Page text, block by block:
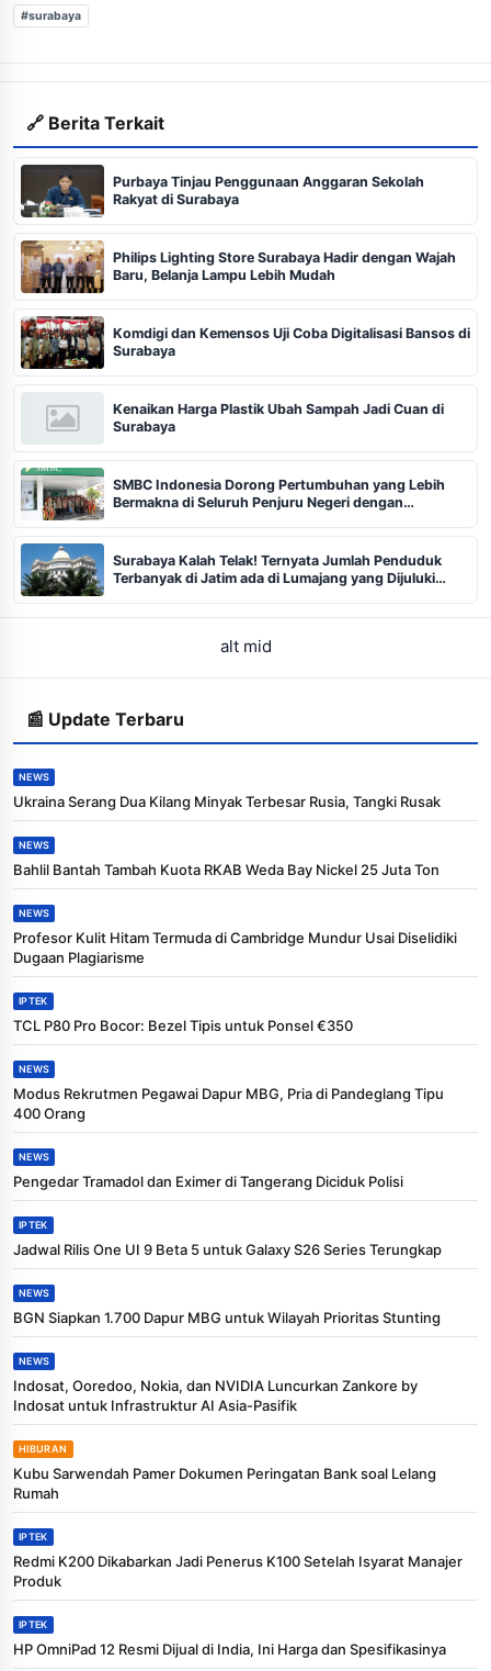
#surabaya
🔗 Berita Terkait
Purbaya Tinjau Penggunaan Anggaran Sekolah
Rakyat di Surabaya
Philips Lighting Store Surabaya Hadir dengan Wajah
Baru, Belanja Lampu Lebih Mudah
Komdigi dan Kemensos Uji Coba Digitalisasi Bansos di
Surabaya
Kenaikan Harga Plastik Ubah Sampah Jadi Cuan di
Surabaya
SMBC Indonesia Dorong Pertumbuhan yang Lebih
Bermakna di Seluruh Penjuru Negeri dengan
Surabaya Kalah Telak! Ternyata Jumlah Penduduk
Terbanyak di Jatim ada di Lumajang yang Dijuluki
alt mid
📰 Update Terbaru
NEWS
Ukraina Serang Dua Kilang Minyak Terbesar Rusia, Tangki Rusak
NEWS
Bahlil Bantah Tambah Kuota RKAB Weda Bay Nickel 25 Juta Ton
NEWS
Profesor Kulit Hitam Termuda di Cambridge Mundur Usai Diselidiki
Dugaan Plagiarisme
IPTEK
TCL P80 Pro Bocor: Bezel Tipis untuk Ponsel €350
NEWS
Modus Rekrutmen Pegawai Dapur MBG, Pria di Pandeglang Tipu
400 Orang
NEWS
Pengedar Tramadol dan Eximer di Tangerang Diciduk Polisi
IPTEK
Jadwal Rilis One UI 9 Beta 5 untuk Galaxy S26 Series Terungkap
NEWS
BGN Siapkan 1.700 Dapur MBG untuk Wilayah Prioritas Stunting
NEWS
Indosat, Ooredoo, Nokia, dan NVIDIA Luncurkan Zankore by
Indosat untuk Infrastruktur AI Asia-Pasifik
HIBURAN
Kubu Sarwendah Pamer Dokumen Peringatan Bank soal Lelang
Rumah
IPTEK
Redmi K200 Dikabarkan Jadi Penerus K100 Setelah Isyarat Manajer
Produk
IPTEK
HP OmniPad 12 Resmi Dijual di India, Ini Harga dan Spesifikasinya